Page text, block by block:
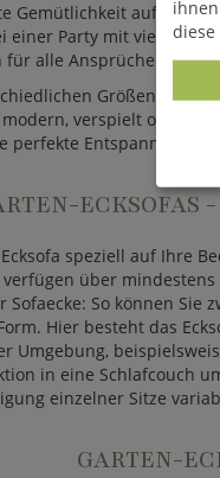
Gemütlichkeit auf Ihre
Party mit vielen
für alle Ansprüche die
Größen,
verspielt oder
ECKSOFAS
speziell auf Ihre
über
So können Sie
Hier besteht das
Umgebung,
in eine Schlafcouch
einzelner Sitze
GARTEN-
diese